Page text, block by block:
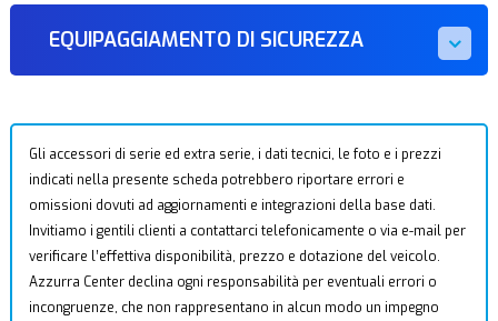
EQUIPAGGIAMENTO DI SICUREZZA
Gli accessori di serie ed extra serie, i dati tecnici, le foto e i prezzi
indicati nella presente scheda potrebbero riportare errori e
omissioni dovuti ad aggiornamenti e integrazioni della base dati.
Invitiamo i gentili clienti a contattarci telefonicamente o via e-mail per
verificare l’effettiva disponibilità, prezzo e dotazione del veicolo.
Azzurra Center declina ogni responsabilità per eventuali errori o
incongruenze, che non rappresentano in alcun modo un impegno